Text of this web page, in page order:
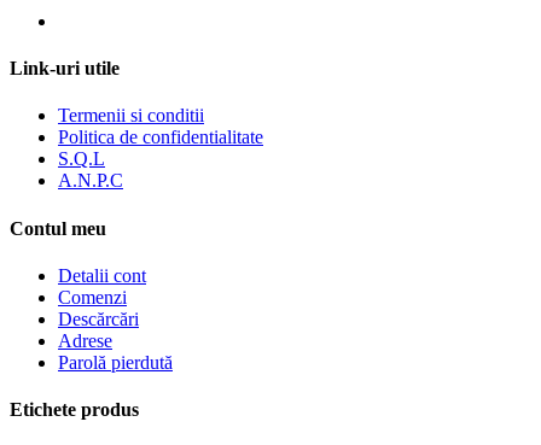
Link-uri utile
Termenii si conditii
Politica de confidentialitate
S.Q.L
A.N.P.C
Contul meu
Detalii cont
Comenzi
Descărcări
Adrese
Parolă pierdută
Etichete produs